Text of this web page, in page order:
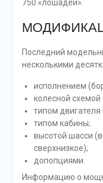
750 «лошадей».
Последний
несколькими
исполнением
колесной схемой
типом двигателя
типом кабины;
высотой шасси
сверхнизкое);
допопциями.
Информацию о